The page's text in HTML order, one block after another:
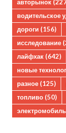
авторынок
водительское
дороги (156)
исследование
лайфхак (642)
новые
разное (125)
топливо (50)
электромобиль